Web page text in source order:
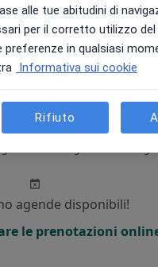
Lun, Mar,
agende disponibili!
le prenotazioni
alle tue abitudini di
per il corretto utilizzo
in qualsiasi
Informativa sui cookie
Rifiuto